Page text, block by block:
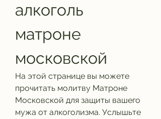
алкоголь
матроне
московской
На этой странице вы можете
прочитать молитву Матроне
Московской для защиты вашего
мужа от алкоголизма. Услышьте